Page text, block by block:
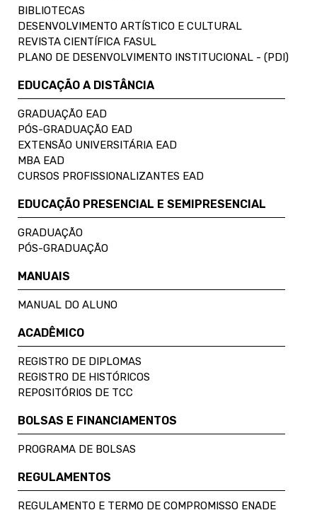
BIBLIOTECAS
DESENVOLVIMENTO ARTÍSTICO E CULTURAL
REVISTA CIENTÍFICA FASUL
PLANO DE DESENVOLVIMENTO INSTITUCIONAL - (PDI)
EDUCAÇÃO A DISTÂNCIA
GRADUAÇÃO EAD
PÓS-GRADUAÇÃO EAD
EXTENSÃO UNIVERSITÁRIA EAD
MBA EAD
CURSOS PROFISSIONALIZANTES EAD
EDUCAÇÃO PRESENCIAL E SEMIPRESENCIAL
GRADUAÇÃO
PÓS-GRADUAÇÃO
MANUAIS
MANUAL DO ALUNO
ACADÊMICO
REGISTRO DE DIPLOMAS
REGISTRO DE HISTÓRICOS
REPOSITÓRIOS DE TCC
BOLSAS E FINANCIAMENTOS
PROGRAMA DE BOLSAS
REGULAMENTOS
REGULAMENTO E TERMO DE COMPROMISSO ENADE